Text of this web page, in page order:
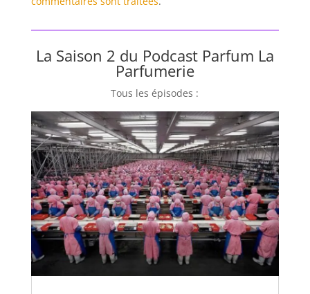
La Saison 2 du Podcast Parfum La
Parfumerie
Tous les épisodes :